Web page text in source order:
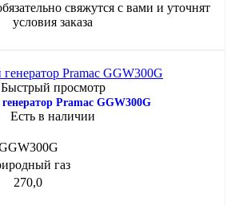
свяжутся с вами и уточнят
условия заказа
Быстрый просмотр
Pramac GGW300G
Есть в наличии
газ
270,0